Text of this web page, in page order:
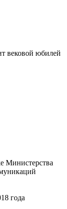
вековой юбилей
Министерства
года